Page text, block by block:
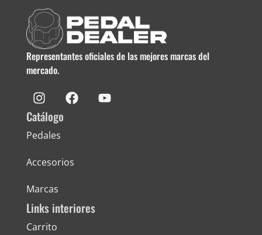
Representantes oficiales de las mejores marcas del
mercado.
Catálogo
Pedales
Accesorios
Marcas
Links interiores
Carrito